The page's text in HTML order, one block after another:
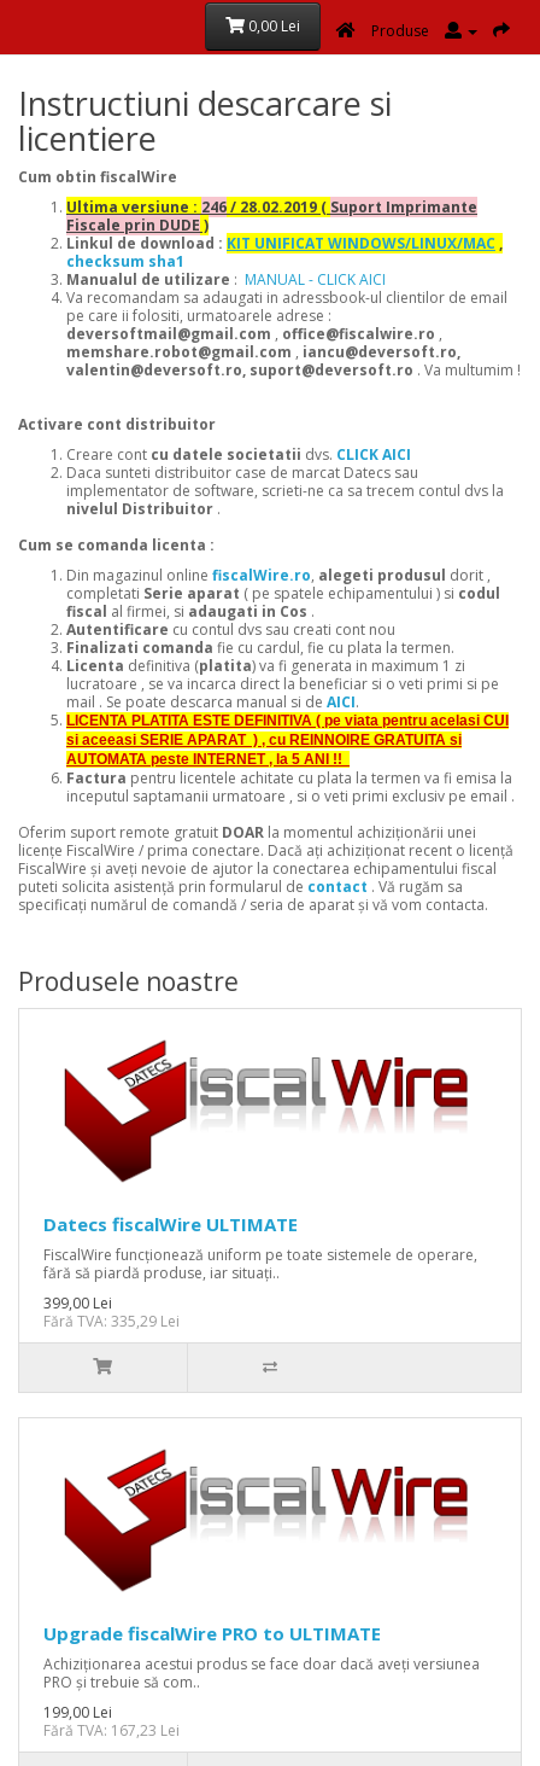
0,00 Lei Produse
Instructiuni descarcare si
licentiere
Cum obtin fiscalWire
Ultima versiune : 246/ 28.02.2019 ( Suport Imprimante
Fiscale prin DUDE )
Linkul de download : KIT UNIFICAT WINDOWS/LINUX/MAC ,
checksum sha1
Manualul de utilizare : MANUAL - CLICK AICI
Va recomandam sa adaugati in adressbook-ul clientilor de email
pe care ii folositi, urmatoarele adrese :
deversoftmail@gmail.com , office@fiscalwire.ro ,
memshare.robot@gmail.com , iancu@deversoft.ro,
valentin@deversoft.ro, suport@deversoft.ro . Va multumim !
Activare cont distribuitor
Creare cont cu datele societatii dvs. CLICK AICI
Daca sunteti distribuitor case de marcat Datecs sau
implementator de software, scrieti-ne ca sa trecem contul dvs la
nivelul Distribuitor .
Cum se comanda licenta :
Din magazinul online fiscalWire.ro, alegeti produsul dorit ,
completati Serie aparat ( pe spatele echipamentului ) si codul
fiscal al firmei, si adaugati in Cos .
Autentificare cu contul dvs sau creati cont nou
Finalizati comanda fie cu cardul, fie cu plata la termen.
Licenta definitiva (platita) va fi generata in maximum 1 zi
lucratoare , se va incarca direct la beneficiar si o veti primi si pe
mail . Se poate descarca manual si de AICI.
LICENTA PLATITA ESTE DEFINITIVA ( pe viata pentru acelasi CUI
si aceeasi SERIE APARAT ) , cu REINNOIRE GRATUITA si
AUTOMATA peste INTERNET , la 5 ANI !!
Factura pentru licentele achitate cu plata la termen va fi emisa la
inceputul saptamanii urmatoare , si o veti primi exclusiv pe email .
Oferim suport remote gratuit DOAR la momentul achiziționării unei
licențe FiscalWire / prima conectare. Dacă ați achiziționat recent o licență
FiscalWire și aveți nevoie de ajutor la conectarea echipamentului fiscal
puteti solicita asistență prin formularul de contact . Vă rugăm sa
specificați numărul de comandă / seria de aparat și vă vom contacta.
Produsele noastre
Datecs fiscalWire ULTIMATE
FiscalWire funcționează uniform pe toate sistemele de operare,
fără să piardă produse, iar situați..
399,00 Lei
Fără TVA: 335,29 Lei
Upgrade fiscalWire PRO to ULTIMATE
Achiziționarea acestui produs se face doar dacă aveți versiunea
PRO și trebuie să com..
199,00 Lei
Fără TVA: 167,23 Lei